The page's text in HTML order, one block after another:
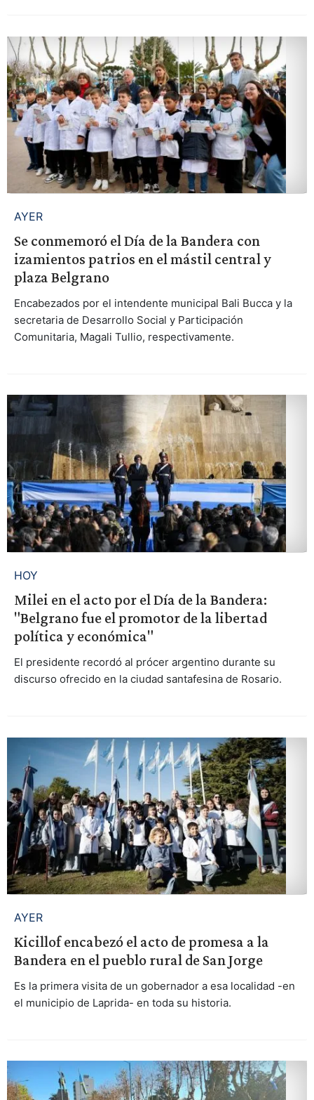
AYER
Se conmemoró el Día de la Bandera con
izamientos patrios en el mástil central y
plaza Belgrano
Encabezados por el intendente municipal Bali Bucca y la
secretaria de Desarrollo Social y Participación
Comunitaria, Magali Tullio, respectivamente.
HOY
Milei en el acto por el Día de la Bandera:
"Belgrano fue el promotor de la libertad
política y económica"
El presidente recordó al prócer argentino durante su
discurso ofrecido en la ciudad santafesina de Rosario.
AYER
Kicillof encabezó el acto de promesa a la
Bandera en el pueblo rural de San Jorge
Es la primera visita de un gobernador a esa localidad -en
el municipio de Laprida- en toda su historia.